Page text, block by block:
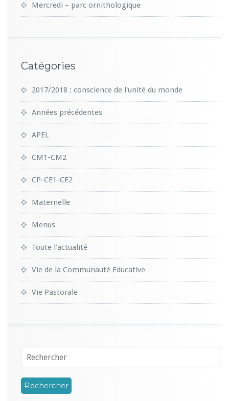
Mercredi – parc ornithologique
Catégories
2017/2018 : conscience de l'unité du monde
Années précédentes
APEL
CM1-CM2
CP-CE1-CE2
Maternelle
Menus
Toute l'actualité
Vie de la Communauté Educative
Vie Pastorale